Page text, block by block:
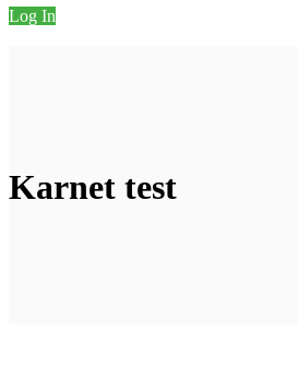
Log In
Karnet test